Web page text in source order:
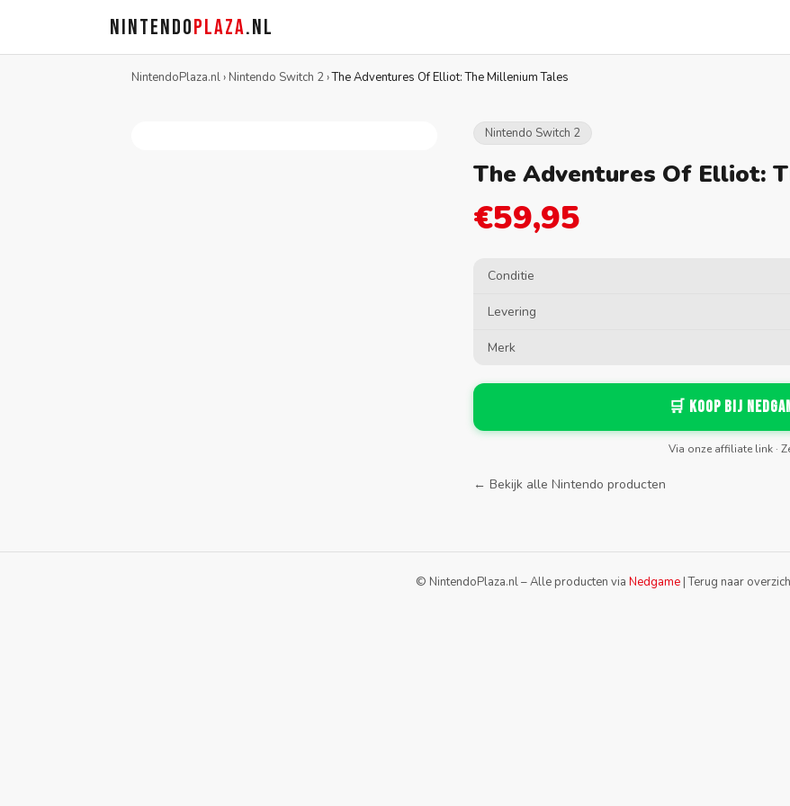
NINTENDOPLAZA.NL
NintendoPlaza.nl› Nintendo Switch 2›The Adventures Of Elliot: The Millenium Tales
Nintendo Switch 2
The Adventures Of Elliot:
€59,95
Conditie
Levering
Merk
🛒 Koop bij
Via onze affiliate link ·
← Bekijk alle Nintendo producten
© NintendoPlaza.nl – Alle producten via Nedgame|Terug naar